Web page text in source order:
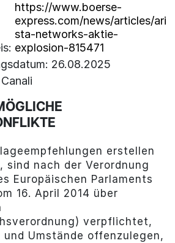
https://www.boerse-
express.com/news/articles/ari
sta-networks-aktie-
explosion-815471
26.08.2025
erstellen
sind nach der Verordnung
Europäischen Parlaments
16. April 2014 über
verpflichtet,
und Umstände offenzulegen,